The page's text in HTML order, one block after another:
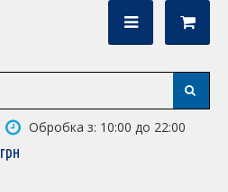
Обробка з: 10:00 до 22:00
грн